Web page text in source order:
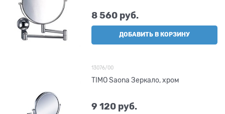
8 560 руб.
ДОБАВИТЬ В КОРЗИНУ
13076/00
TIMO Saona Зеркало, хром
9 120 руб.